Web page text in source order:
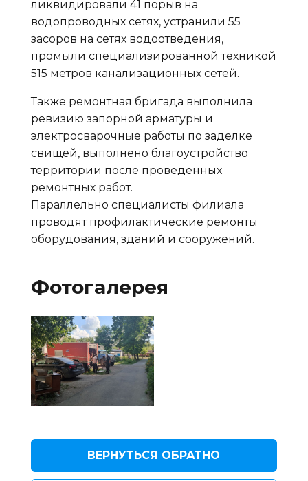
ликвидировали 41 порыв на
водопроводных сетях, устранили 55
засоров на сетях водоотведения,
промыли специализированной техникой
515 метров канализационных сетей.
Также ремонтная бригада выполнила
ревизию запорной арматуры и
электросварочные работы по заделке
свищей, выполнено благоустройство
территории после проведенных
ремонтных работ.
Параллельно специалисты филиала
проводят профилактические ремонты
оборудования, зданий и сооружений.
Фотогалерея
ВЕРНУТЬСЯ ОБРАТНО